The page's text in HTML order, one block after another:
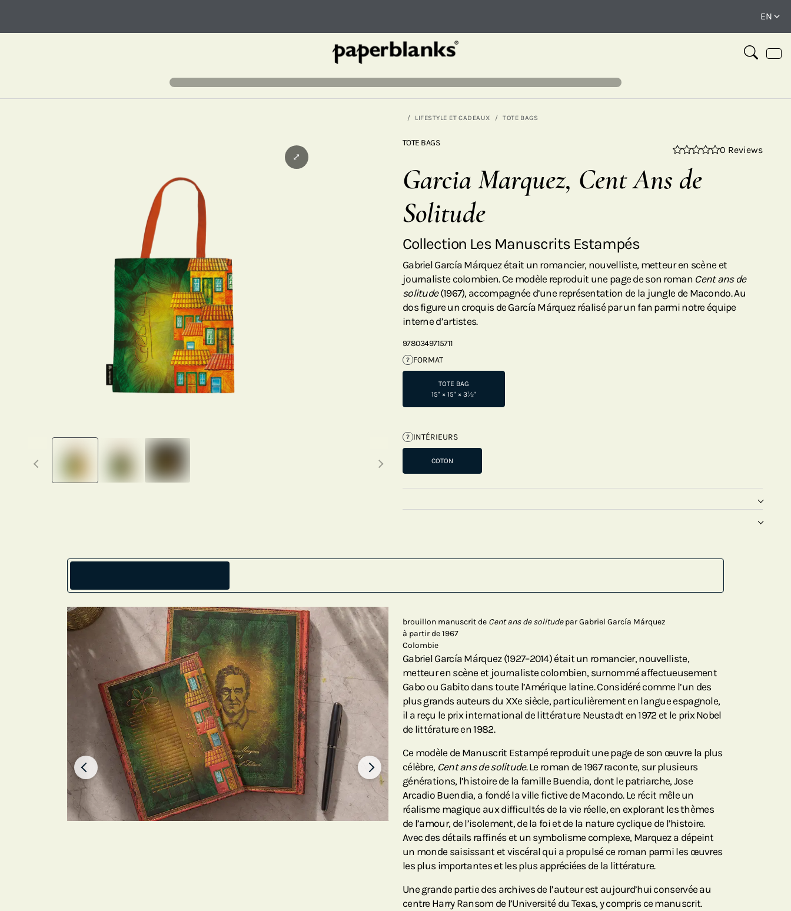
LIFESTYLE ET CADEAUX TOTE BAGS
Next thumbnails
⤢
TOTE BAGS
0 Reviews
Garcia Marquez, Cent Ans de
Solitude
Collection Les Manuscrits Estampés
Gabriel García Márquez était un romancier, nouvelliste, metteur en scène et
journaliste colombien. Ce modèle reproduit une page de son roman Cent ans de
solitude(1967), accompagnée d’une représentation de la jungle de Macondo. Au
dos figure un croquis de García Márquez réalisé par un fan parmi notre équipe
interne d’artistes.
9780349715711
? FORMAT
TOTE BAG
15" × 15" × 3½"
? INTÉRIEURS
COTON
brouillon manuscrit de Cent ans de solitudepar Gabriel García Márquez
à partir de 1967
Colombie
Gabriel García Márquez (1927–2014) était un romancier, nouvelliste,
metteur en scène et journaliste colombien, surnommé affectueusement
Gabo ou Gabito dans toute l’Amérique latine. Considéré comme l’un des
plus grands auteurs du XXe siècle, particulièrement en langue espagnole,
il a reçu le prix international de littérature Neustadt en 1972 et le prix Nobel
de littérature en 1982.
Ce modèle de Manuscrit Estampé reproduit une page de son œuvre la plus
célèbre, Cent ans de solitude. Le roman de 1967 raconte, sur plusieurs
générations, l’histoire de la famille Buendia, dont le patriarche, Jose
Arcadio Buendia, a fondé la ville fictive de Macondo. Le récit mêle un
réalisme magique aux difficultés de la vie réelle, en explorant les thèmes
de l’amour, de l’isolement, de la foi et de la nature cyclique de l’histoire.
Avec des détails raffinés et un symbolisme complexe, Marquez a dépeint
un monde saisissant et viscéral qui a propulsé ce roman parmi les œuvres
les plus importantes et les plus appréciées de la littérature.
Une grande partie des archives de l’auteur est aujourd’hui conservée au
centre Harry Ransom de l’Université du Texas, y compris ce manuscrit.